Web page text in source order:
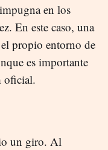
en los
En este caso, una
propio entorno de
es importante
oficial.
un giro. Al